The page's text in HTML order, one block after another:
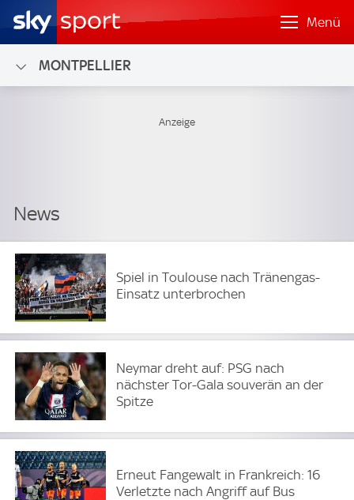
Menü
MONTPELLIER
Spiel in Toulouse nach Tränengas-
Einsatz unterbrochen
Neymar dreht auf: PSG nach
nächster Tor-Gala souverän an der
Spitze
Erneut Fangewalt in Frankreich: 16
Verletzte nach Angriff auf Bus